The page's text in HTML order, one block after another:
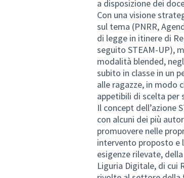
a disposizione dei
Con una visione
sul tema (PNRR,
di legge in itinere di
seguito STEAM-UP),
modalità blended,
subito in classe in un
alle ragazze, in modo
appetibili di scelta per
Il concept dell’azione
con alcuni dei più
promuovere nelle
intervento proposto e
esigenze rilevate,
Liguria Digitale, di cui